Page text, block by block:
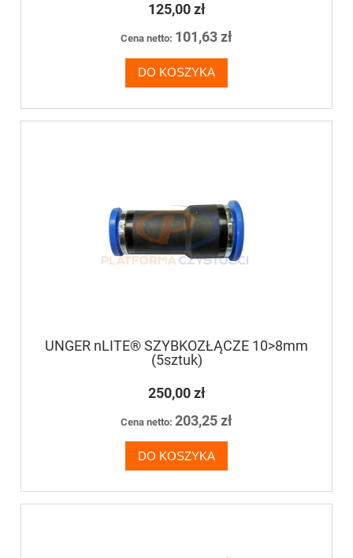
125,00 zł
Cena netto: 101,63 zł
DO KOSZYKA
UNGER nLITE® SZYBKOZŁĄCZE 10>8mm
(5sztuk)
250,00 zł
Cena netto: 203,25 zł
DO KOSZYKA